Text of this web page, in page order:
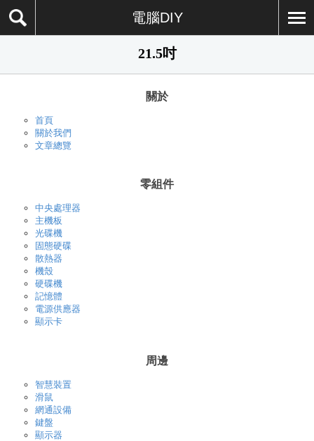
電腦DIY
21.5吋
關於
首頁
關於我們
文章總覽
零組件
中央處理器
主機板
光碟機
固態硬碟
散熱器
機殼
硬碟機
記憶體
電源供應器
顯示卡
周邊
智慧裝置
滑鼠
網通設備
鍵盤
顯示器